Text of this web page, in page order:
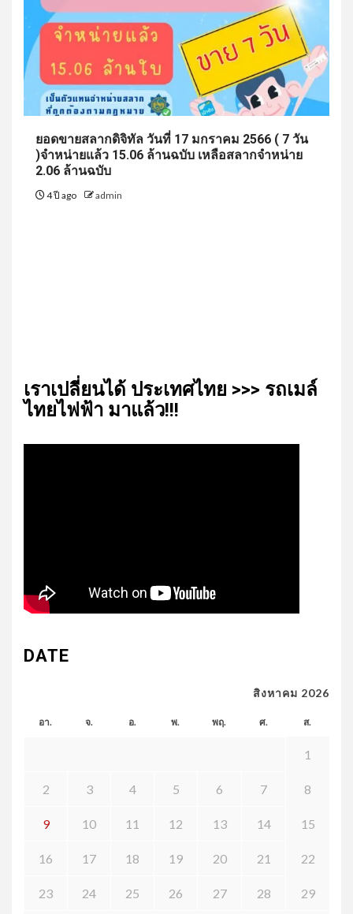
ยอดขายสลากดิจิทัล วันที่ 17 มกราคม 2566 ( 7 วัน
)จำหน่ายแล้ว 15.06 ล้านฉบับ เหลือสลากจำหน่าย
2.06 ล้านฉบับ
4 ปี ago admin
เรา​เปลี่ยน​ได้​ ประเทศ​ไทย​ >>> รถเมล์​
ไทย​ไฟฟ้า​ มาแล้ว!!!
DATE
สิงหาคม 2026
อา. จ. อ. พ. พฤ. ศ. ส.
1
2 3 4 5 6 7 8
9 10 11 12 13 14 15
16 17 18 19 20 21 22
23 24 25 26 27 28 29